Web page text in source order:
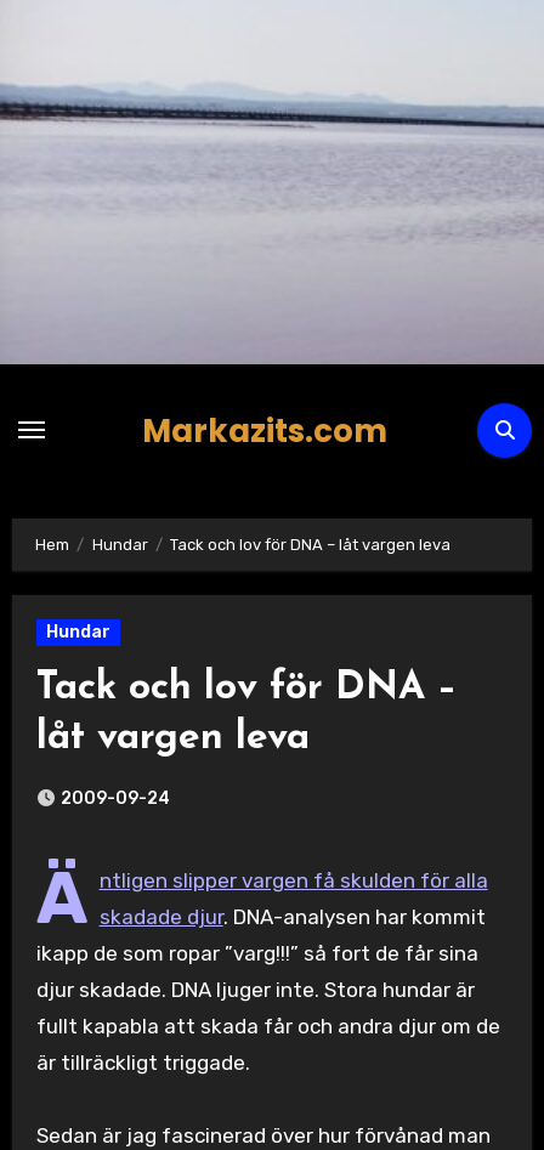
innehåll
Markazits.com
Hem Hundar Tack och lov för DNA – låt vargen leva
Hundar
Tack och lov för DNA –
låt vargen leva
2009-09-24
Ä ntligen slipper vargen få skulden för alla
skadade djur. DNA-analysen har kommit
ikapp de som ropar ”varg!!!” så fort de får sina
djur skadade. DNA ljuger inte. Stora hundar är
fullt kapabla att skada får och andra djur om de
är tillräckligt triggade.
Sedan är jag fascinerad över hur förvånad man